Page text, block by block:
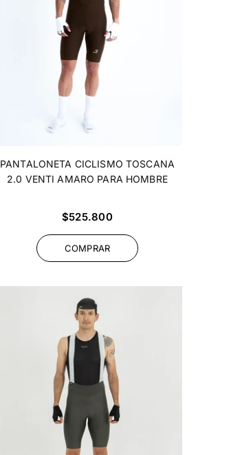
PANTALONETA CICLISMO TOSCANA
2.0 VENTI AMARO PARA HOMBRE
Precio
$525.800
COMPRAR